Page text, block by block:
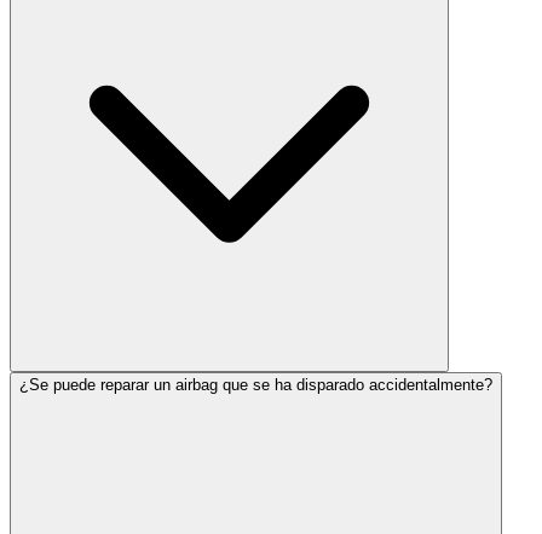
¿Se puede reparar un airbag que se ha disparado accidentalmente?